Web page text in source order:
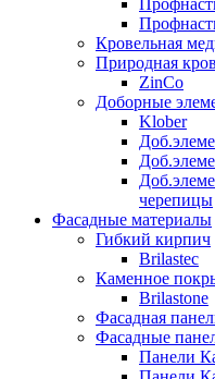
Кровельная
Природная
ZinCo
Доборные
Klober
черепицы
Фасадные материалы
Гибкий кирпич
Brilastec
Каменное
Brilastone
Фасадная
Фасадные
Панели